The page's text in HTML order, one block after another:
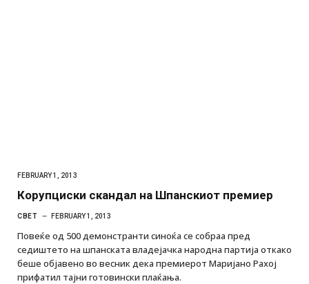
FEBRUARY 1, 2013
Корупциски скандал на Шпанскиот премиер
СВЕТ FEBRUARY 1, 2013
Повеќе од 500 демонстранти синоќа се собраа пред
седиштето на шпанската владејачка народна партија откако
беше објавено во весник дека премиерот Маријано Рахој
прифатил тајни готовински плаќања.